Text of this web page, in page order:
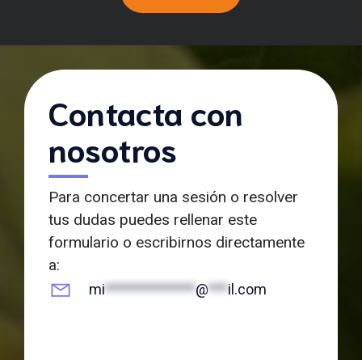
Contacta con
nosotros
Para concertar una sesión o resolver
tus dudas puedes rellenar este
formulario o escribirnos directamente
a:
mi**************@***il.com